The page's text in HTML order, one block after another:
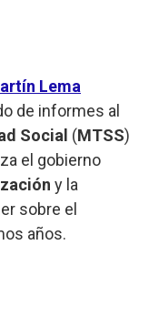
Lema
de informes al
Social (MTSS)
el gobierno
y la
sobre el
años.